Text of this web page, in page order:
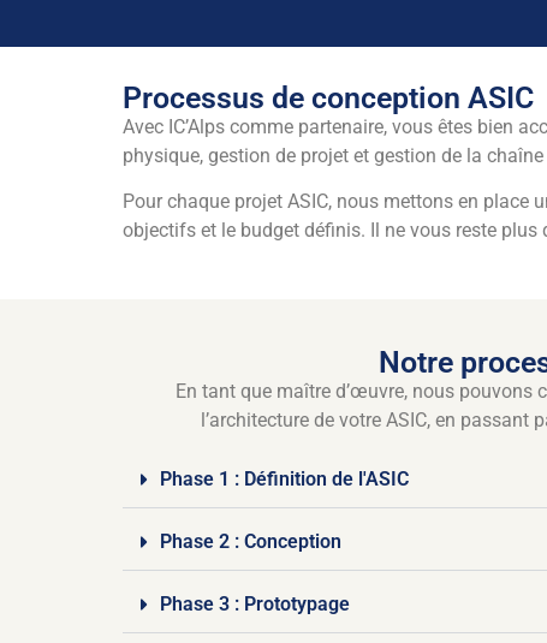
Processus de conception ASIC
Avec IC’Alps comme partenaire, vous êtes bien
physique, gestion de projet et gestion de la
Pour chaque projet ASIC, nous mettons en
objectifs et le budget définis. Il ne vous reste plus
Notre
En tant que maître d’œuvre, nous pouvons
l’architecture de votre ASIC, en
Phase 1 : Définition de l'ASIC
Phase 2 : Conception
Phase 3 : Prototypage